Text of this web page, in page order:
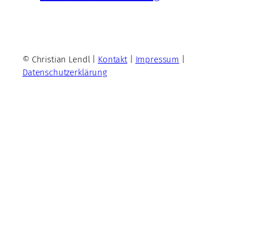
© Christian Lendl | Kontakt| Impressum
Datenschutzerklärung